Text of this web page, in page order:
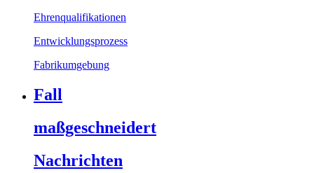
Ehrenqualifikationen
Entwicklungsprozess
Fabrikumgebung
Fall
maßgeschneidert
Nachrichten